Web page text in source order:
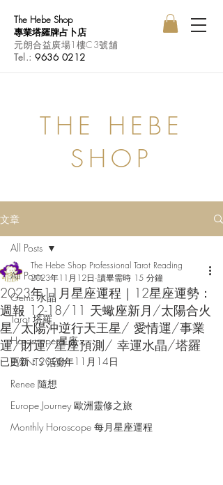
The Hebe Shop
專業塔羅牌占卜店
元朗合益廣場1樓C3號舖
Tel.:9636 0212
THE HEBE
SHOP
文章
All Posts
Gems 水晶
Tarot 塔羅
Horoscope 星座
EVENTS 活動
Renee 隨想
Europe Journey 歐洲靈修之旅
Monthly Horoscope 每月星座運程
All Posts
2023年11月星座運程｜12星座運勢：
週報 12-18/11 天蠍座新月/太陽合火
星/太陽沖逆行天王星/ 愛情運/事業
運/財運/星座預測/ 幸運水晶/塔羅
The Hebe Shop Professional Tarot Reading
2023年11月12日 讀畢需時 15 分鐘
已更新：2023年11月14日